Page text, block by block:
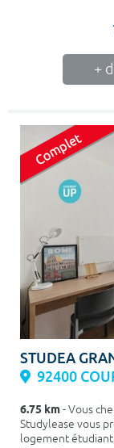
+
STUDEA
92400
6.75 km- Vous
Studylease vous
logement étudiant